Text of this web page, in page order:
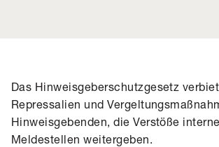
Das Hinweisgeberschutzgesetz
Repressalien und
Hinweisgebenden, die Verstöße
Meldestellen weitergeben.